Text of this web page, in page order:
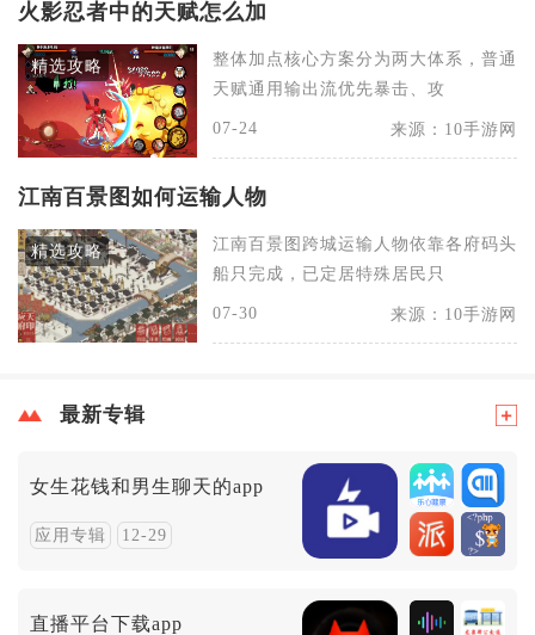
火影忍者中的天赋怎么加
精选攻略
整体加点核心方案分为两大体系，普通
天赋通用输出流优先暴击、攻
07-24 来源：10手游网
江南百景图如何运输人物
精选攻略
江南百景图跨城运输人物依靠各府码头
船只完成，已定居特殊居民只
07-30 来源：10手游网
最新专辑
女生花钱和男生聊天的app
应用专辑 12-29
直播平台下载app